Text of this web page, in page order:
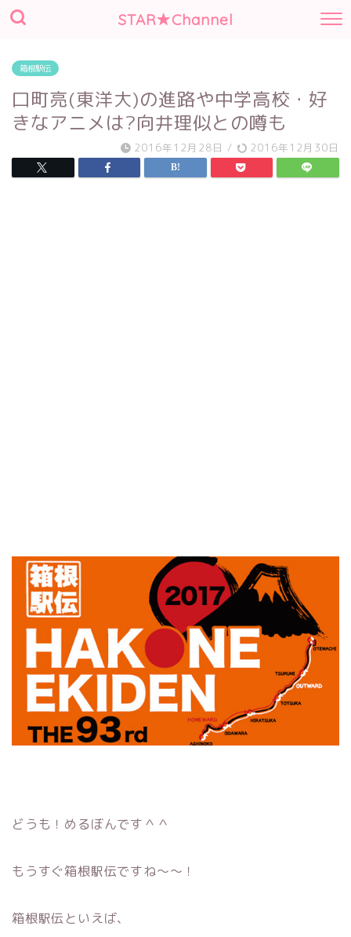
STAR★Channel
箱根駅伝
口町亮(東洋大)の進路や中学高校・好
きなアニメは?向井理似との噂も
2016年12月28日 / 2016年12月30日
どうも！めるぼんです＾＾
もうすぐ箱根駅伝ですね〜〜！
箱根駅伝といえば、